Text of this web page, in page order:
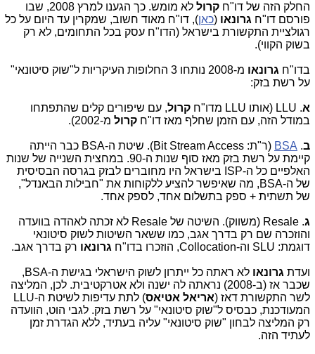
החלק הזה של דו"ח קרול
לא מומש. כך הגענו למרץ 2008, שבו
פורסם דו"ח גרונאו (כאן), דו"ח מאוד חשוב, שמקרין עד היום על כל
רגולציית התקשורת בישראל (הדו"ח עסק בכל התחומים, לא רק
בשוק הקווי).
בדו"ח גרונאו מ-2008
נותחו 3 החלופות העיקריות ל"שוק סיטונאי"
על רשת בזק:
א. LLU (אותו LLU מדו"ח קרול, עם שיפורים קלים שהתפתחו
במודל הזה, עם הזמן שחלף מאז דו"ח קרול מ-2002).
ב.
BSA
(ר"ת: Bit Stream Access). שיטת ה-BSA כבר הייתה
קיימת על רשת בזק מאז סוף שנות ה-90. במחצית השנייה של שנות
האלפיים כל ה-ISP בישראל היו מחוברים לבזק בגרסה הבסיסית
של ה-BSA, מה שאיפשר להציע ללקוחות את "חבילות הבאנדל",
של תשתית + ספק בתשלום אחד, לספק אחד.
ג
. Resale (משווק). השיטה של Resale לא זכתה לאהדה בוועדה
והוזכרה שם רק בדרך אגב, כמו ששאר השיטות לשוק סיטונאי
דוגמת: SLU וה-Collocation, הוזכרו בדו"ח
גרונאו רק בדרך אגב.
ועדת גרונאו
לא ראתה כל ייתרון לשוק הישראלי בגישת ה-BSA,
שכבר אז (ב-2008) נראתה לה ישנה ולא אטרקטיבית. לכן, המליצה
לשר התקשורת דאז (אריאל אטיאס
) לתת עדיפות לשיטת ה-LLU
המעודכנת, כבסיס ל"שוק סיטונאי" על רשת בזק. לגבי הוט, הוועדה
רק המליצה לבחון "שוק סיטונאי" עליה בעתיד, ללא הגדרת זמן
לעתיד הזה.